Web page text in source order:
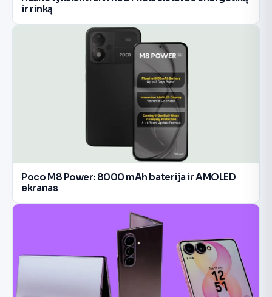
ir rinką
Poco M8 Power: 8000 mAh baterija ir AMOLED
ekranas